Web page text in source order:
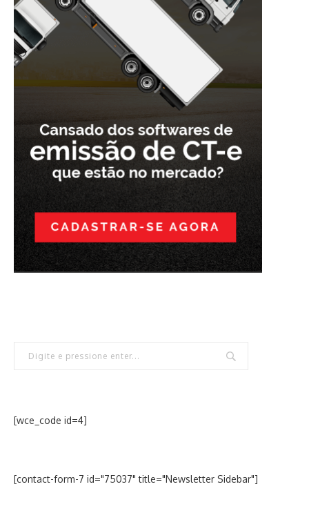
[wce_code id=4]
[contact-form-7 id="75037" title="Newsletter Sidebar"]